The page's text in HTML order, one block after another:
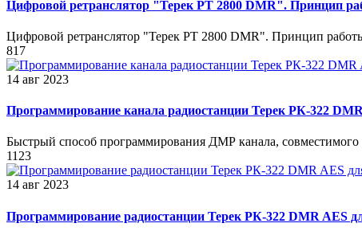
Цифровой ретранслятор "Терек РТ 2800 DMR". Принцип
Цифровой ретранслятор "Терек РТ 2800 DMR". Принцип
817
14 авг 2023
Программирование канала радиостанции Терек РК-322
Быстрый способ программирования ДМР канала,
1123
14 авг 2023
Программирование радиостанции Терек РК-322 DMR AES